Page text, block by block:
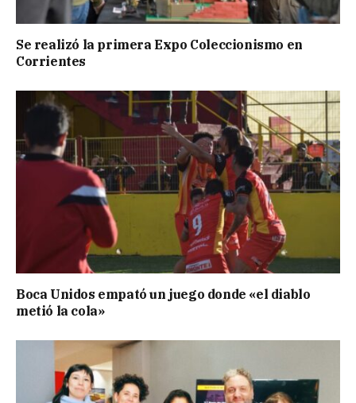
Se realizó la primera Expo Coleccionismo en
Corrientes
Boca Unidos empató un juego donde «el diablo
metió la cola»